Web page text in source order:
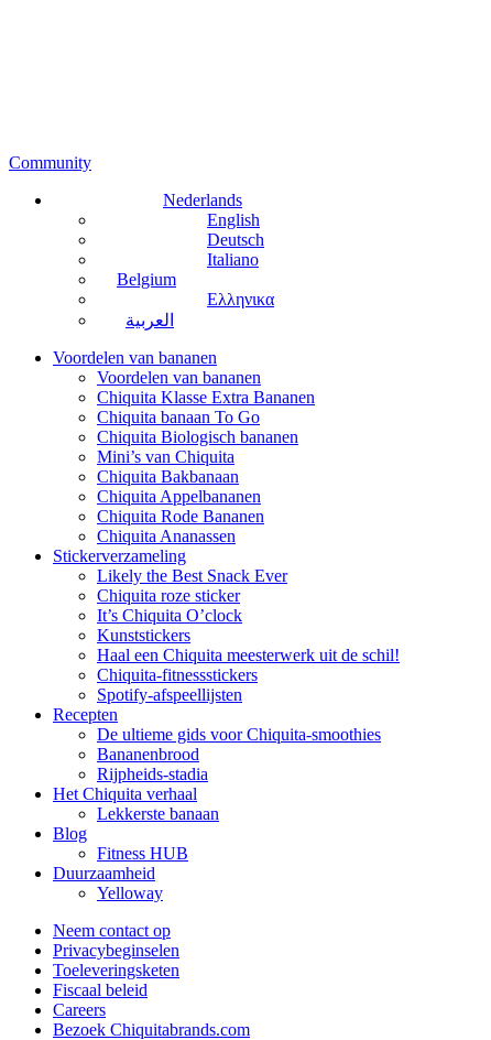
Community
Nederlands
English
Deutsch
Italiano
Belgium
Ελληνικα
العربية
Voordelen van bananen
Voordelen van bananen
Chiquita Klasse Extra Bananen
Chiquita banaan To Go
Chiquita Biologisch bananen
Mini’s van Chiquita
Chiquita Bakbanaan
Chiquita Appelbananen
Chiquita Rode Bananen
Chiquita Ananassen
Stickerverzameling
Likely the Best Snack Ever
Chiquita roze sticker
It’s Chiquita O’clock
Kunststickers
Haal een Chiquita meesterwerk uit de schil!
Chiquita-fitnessstickers
Spotify-afspeellijsten
Recepten
De ultieme gids voor Chiquita-smoothies
Bananenbrood
Rijpheids-stadia
Het Chiquita verhaal
Lekkerste banaan
Blog
Fitness HUB
Duurzaamheid
Yelloway
Neem contact op
Privacybeginselen
Toeleveringsketen
Fiscaal beleid
Careers
Bezoek Chiquitabrands.com